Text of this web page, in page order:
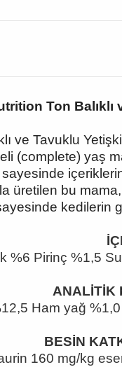
Ton Balıklı
ve Tavuklu
(complete) yaş
üretilen bu
kedilerin
%6 Pirinç %1,5
ANALİTİK
Ham yağ
BESİN
160 mg/kg